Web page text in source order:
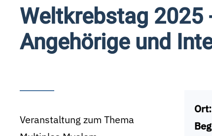
Weltkrebstag
Angehörige und
Veranstaltung zum Thema
Ort: